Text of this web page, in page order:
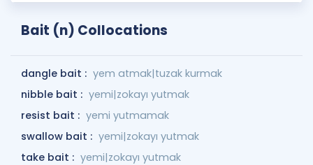
Bait (n) Collocations
dangle bait : yem atmak|tuzak kurmak
nibble bait : yemi|zokayı yutmak
resist bait : yemi yutmamak
swallow bait : yemi|zokayı yutmak
take bait : yemi|zokayı yutmak